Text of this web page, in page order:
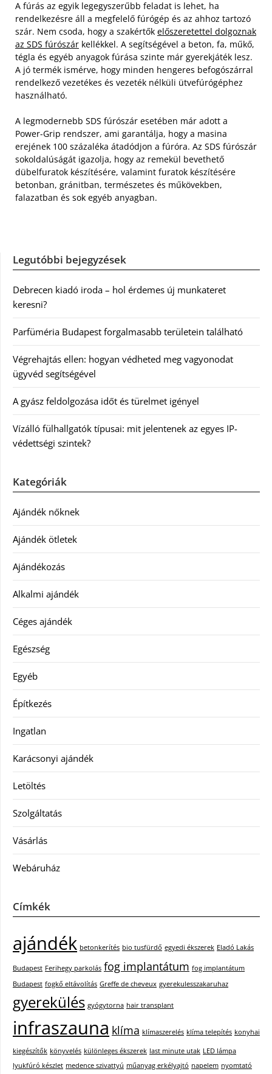
A fúrás az egyik legegyszerűbb feladat is lehet, ha
rendelkezésre áll a megfelelő fúrógép és az ahhoz tartozó
szár. Nem csoda, hogy a szakértők előszeretettel dolgoznak
az SDS fúrószár kellékkel. A segítségével a beton, fa, műkő,
tégla és egyéb anyagok fúrása szinte már gyerekjáték lesz.
A jó termék ismérve, hogy minden hengeres befogószárral
rendelkező vezetékes és vezeték nélküli ütvefúrógéphez
használható.
A legmodernebb SDS fúrószár esetében már adott a
Power-Grip rendszer, ami garantálja, hogy a masina
erejének 100 százaléka átadódjon a fúróra. Az SDS fúrószár
sokoldalúságát igazolja, hogy az remekül bevethető
dübelfuratok készítésére, valamint furatok készítésére
betonban, gránitban, természetes és műkövekben,
falazatban és sok egyéb anyagban.
Legutóbbi bejegyzések
Debrecen kiadó iroda – hol érdemes új munkateret
keresni?
Parfüméria Budapest forgalmasabb területein található
Végrehajtás ellen: hogyan védheted meg vagyonodat
ügyvéd segítségével
A gyász feldolgozása időt és türelmet igényel
Vízálló fülhallgatók típusai: mit jelentenek az egyes IP-
védettségi szintek?
Kategóriák
Ajándék nőknek
Ajándék ötletek
Ajándékozás
Alkalmi ajándék
Céges ajándék
Egészség
Egyéb
Építkezés
Ingatlan
Karácsonyi ajándék
Letöltés
Szolgáltatás
Vásárlás
Webáruház
Címkék
ajándék betonkerítés bio tusfürdő egyedi ékszerek Eladó Lakás
Budapest Ferihegy parkolás fog implantátum fog implantátum
Budapest fogkő eltávolítás Greffe de cheveux gyerekulesszakaruhaz
gyerekülés gyógytorna hair transplant
infraszauna klíma klímaszerelés klíma telepítés konyhai
kiegészítők könyvelés különleges ékszerek last minute utak LED lámpa
lyukfúró készlet medence szivattyú műanyag erkélyajtó napelem nyomtató